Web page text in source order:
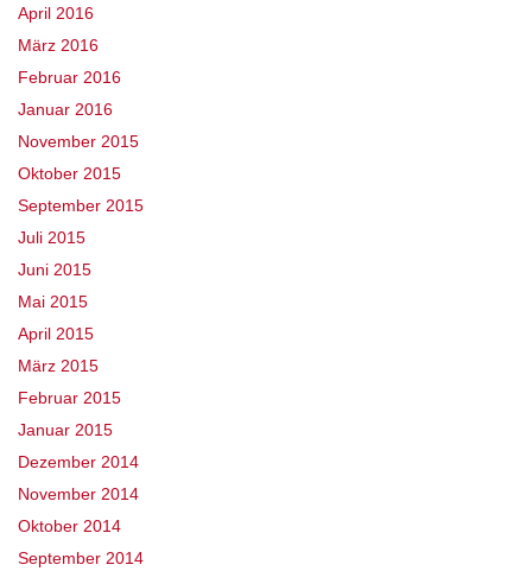
April 2016
März 2016
Februar 2016
Januar 2016
November 2015
Oktober 2015
September 2015
Juli 2015
Juni 2015
Mai 2015
April 2015
März 2015
Februar 2015
Januar 2015
Dezember 2014
November 2014
Oktober 2014
September 2014